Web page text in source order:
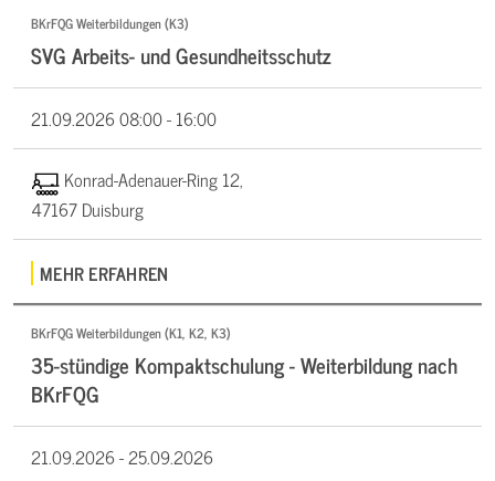
BKrFQG Weiterbildungen (K3)
SVG Arbeits- und Gesundheitsschutz
21.09.202608:00 - 16:00
Konrad-Adenauer-Ring 12,
47167 Duisburg
MEHR ERFAHREN
BKrFQG Weiterbildungen (K1, K2, K3)
35-stündige Kompaktschulung - Weiterbildung nach
BKrFQG
21.09.2026 -25.09.2026